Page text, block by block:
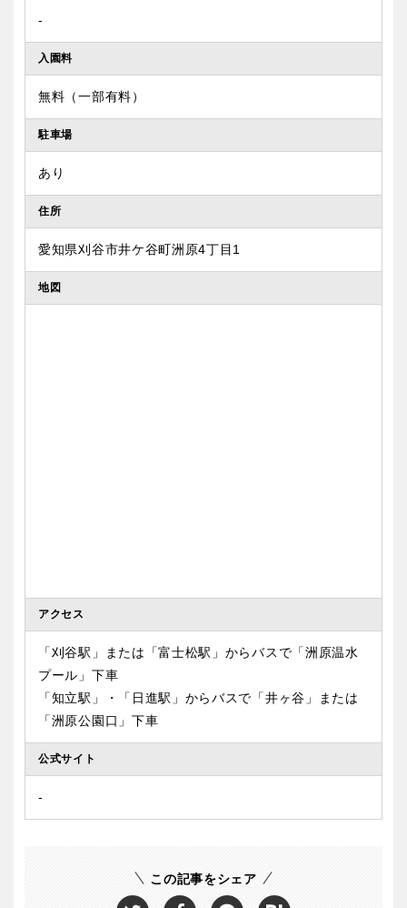
‐
入園料
無料（一部有料）
駐車場
あり
住所
愛知県刈谷市井ケ谷町洲原4丁目1
地図
アクセス
「刈谷駅」または「富士松駅」からバスで「洲原温水
プール」下車
「知立駅」・「日進駅」からバスで「井ヶ谷」または
「洲原公園口」下車
公式サイト
‐
この記事をシェア